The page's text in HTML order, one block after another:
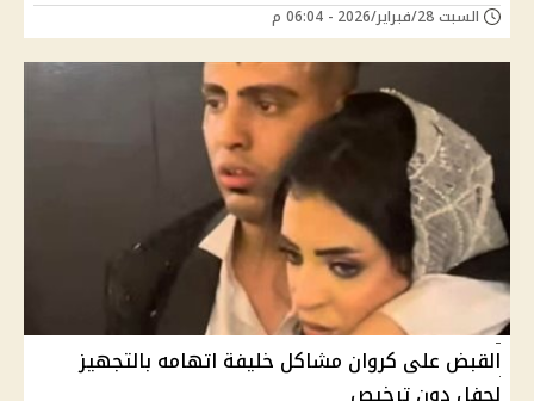
السبت 28/فبراير/2026 - 06:04 م
القبض على كروان مشاكل خليفة اتهامه بالتجهيز